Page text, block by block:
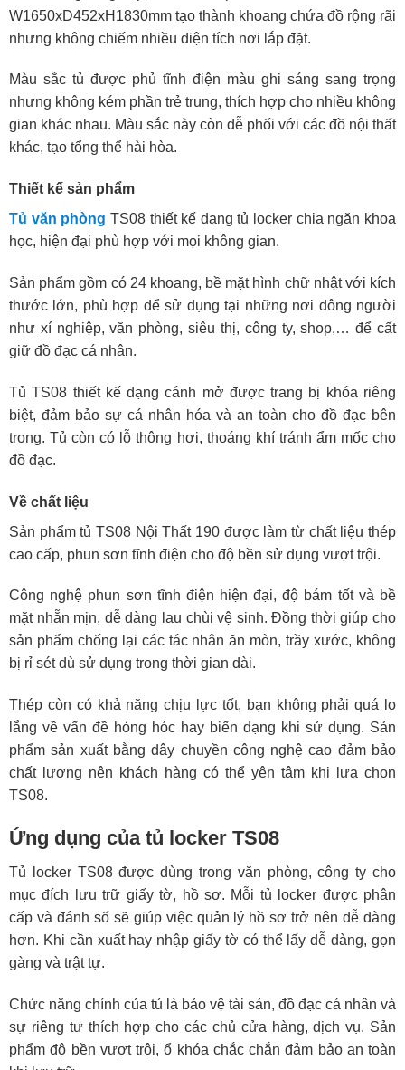
W1650xD452xH1830mm tạo thành khoang chứa đồ rộng rãi
nhưng không chiếm nhiều diện tích nơi lắp đặt.
Màu sắc tủ được phủ tĩnh điện màu ghi sáng sang trọng
nhưng không kém phần trẻ trung, thích hợp cho nhiều không
gian khác nhau. Màu sắc này còn dễ phối với các đồ nội thất
khác, tạo tổng thể hài hòa.
Thiết kế sản phẩm
Tủ văn phòng TS08 thiết kế dạng tủ locker chia ngăn khoa
học, hiện đại phù hợp với mọi không gian.
Sản phẩm gồm có 24 khoang, bề mặt hình chữ nhật với kích
thước lớn, phù hợp để sử dụng tại những nơi đông người
như xí nghiệp, văn phòng, siêu thị, công ty, shop,… để cất
giữ đồ đạc cá nhân.
Tủ TS08 thiết kế dạng cánh mở được trang bị khóa riêng
biệt, đảm bảo sự cá nhân hóa và an toàn cho đồ đạc bên
trong. Tủ còn có lỗ thông hơi, thoáng khí tránh ẩm mốc cho
đồ đạc.
Về chất liệu
Sản phẩm tủ TS08 Nội Thất 190 được làm từ chất liệu thép
cao cấp, phun sơn tĩnh điện cho độ bền sử dụng vượt trội.
Công nghệ phun sơn tĩnh điện hiện đại, độ bám tốt và bề
mặt nhẵn mịn, dễ dàng lau chùi vệ sinh. Đồng thời giúp cho
sản phẩm chống lại các tác nhân ăn mòn, trầy xước, không
bị rỉ sét dù sử dụng trong thời gian dài.
Thép còn có khả năng chịu lực tốt, bạn không phải quá lo
lắng về vấn đề hỏng hóc hay biến dạng khi sử dụng. Sản
phẩm sản xuất bằng dây chuyền công nghệ cao đảm bảo
chất lượng nên khách hàng có thể yên tâm khi lựa chọn
TS08.
Ứng dụng của tủ locker TS08
Tủ locker TS08 được dùng trong văn phòng, công ty cho
mục đích lưu trữ giấy tờ, hồ sơ. Mỗi tủ locker được phân
cấp và đánh số sẽ giúp việc quản lý hồ sơ trở nên dễ dàng
hơn. Khi cần xuất hay nhập giấy tờ có thể lấy dễ dàng, gọn
gàng và trật tự.
Chức năng chính của tủ là bảo vệ tài sản, đồ đạc cá nhân và
sự riêng tư thích hợp cho các chủ cửa hàng, dịch vụ. Sản
phẩm độ bền vượt trội, ổ khóa chắc chắn đảm bảo an toàn